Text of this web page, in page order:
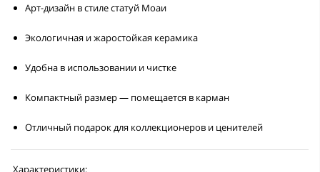
Арт-дизайн в стиле статуй Моаи
Экологичная и жаростойкая керамика
Удобна в использовании и чистке
Компактный размер — помещается в карман
Отличный подарок для коллекционеров и ценителей
Характеристики: